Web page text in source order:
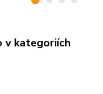
v kategoriích